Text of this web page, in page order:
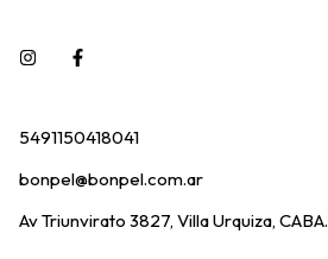
5491150418041
bonpel@bonpel.com.ar
Av Triunvirato 3827, Villa Urquiza, CABA.